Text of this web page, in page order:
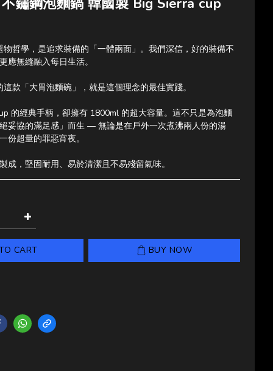
不鏽鋼泡麵鍋 韓國製 Big Sierra cup
物哲學，是追求裝備的「一體兩面」。我們深信，好的裝備不
應無縫融入每日生活。
款「大胃泡麵碗」，就是這個理念的最佳實踐。
的經典手柄，卻擁有 1800ml 的超大容量。這不只是為泡麵
妥協的滿足感」而生 — 無論是在戶外一次煮沸兩人份的湯
份超量的罪惡宵夜。
成，堅固耐用、易於清潔且不易殘留氣味。
CART BUY NOW